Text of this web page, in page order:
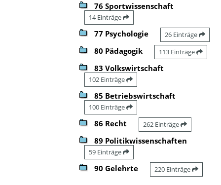
76 Sportwissenschaft
14 Einträge
77 Psychologie 26 Einträge
80 Pädagogik 113 Einträge
83 Volkswirtschaft
102 Einträge
85 Betriebswirtschaft
100 Einträge
86 Recht 262 Einträge
89 Politikwissenschaften
59 Einträge
90 Gelehrte 220 Einträge